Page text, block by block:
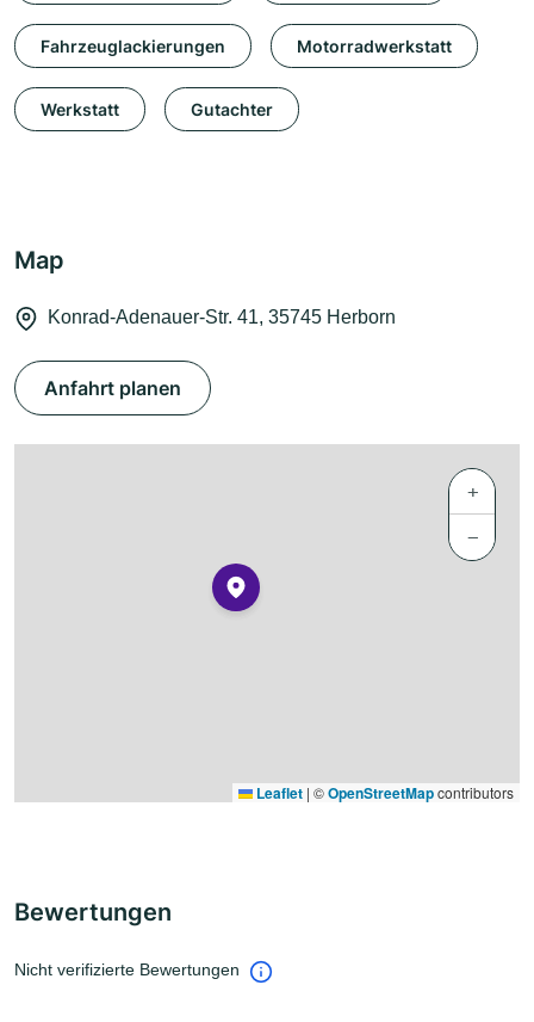
Fahrzeuglackierungen Motorradwerkstatt
Werkstatt Gutachter
Map
Konrad-Adenauer-Str. 41, 35745 Herborn
Anfahrt planen
+
−
Leaflet | ©OpenStreetMapcontributors
Bewertungen
Nicht verifizierte Bewertungen